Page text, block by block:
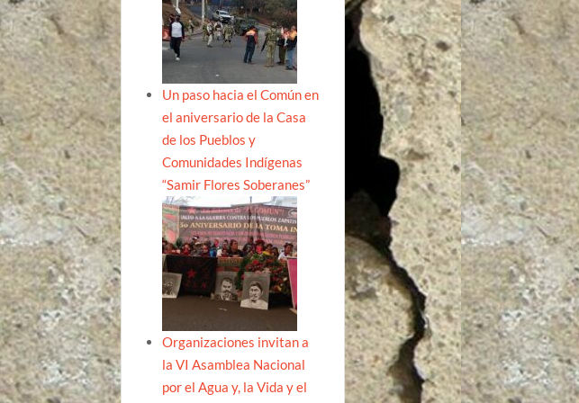
Un paso hacia el Común en
el aniversario de la Casa
de los Pueblos y
Comunidades Indígenas
“Samir Flores Soberanes”
Organizaciones invitan a
la VI Asamblea Nacional
por el Agua y, la Vida y el